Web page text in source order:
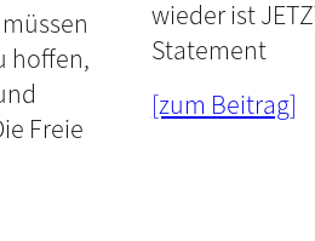
hoffen,
Freie
wieder ist
Statement
[zum Beitrag]